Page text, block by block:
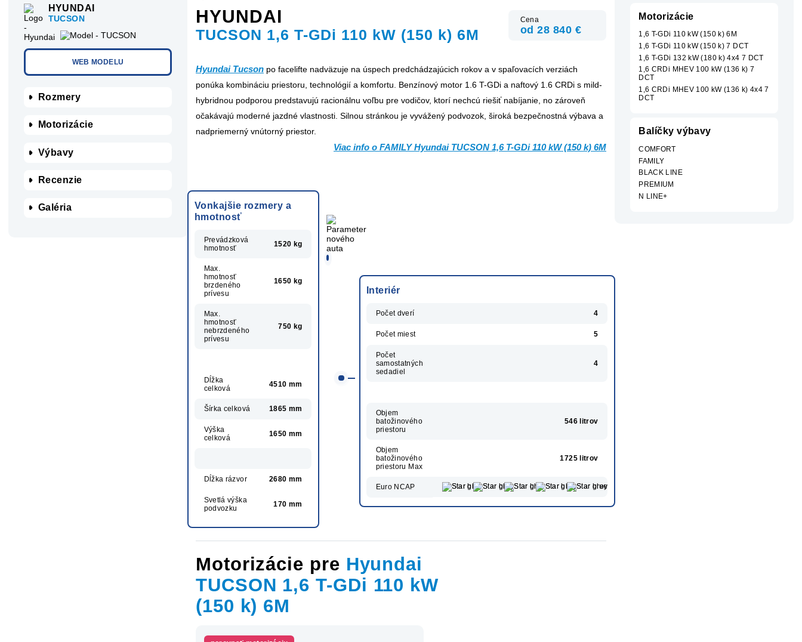
HYUNDAI
TUCSON
WEB MODELU
Rozmery
Motorizácie
Výbavy
Recenzie
Galéria
HYUNDAI
TUCSON 1,6 T-GDi 110 kW (150 k) 6M
Cena
od 28 840 €
Hyundai Tucson po facelifte nadväzuje na úspech predchádzajúcich rokov a v spaľovacích verziách
ponúka kombináciu priestoru, technológií a komfortu. Benzínový motor 1.6 T-GDi a naftový 1.6 CRDi s mild-
hybridnou podporou predstavujú racionálnu voľbu pre vodičov, ktorí nechcú riešiť nabíjanie, no zároveň
očakávajú moderné jazdné vlastnosti. Silnou stránkou je vyvážený podvozok, široká bezpečnostná výbava a
nadpriemerný vnútorný priestor.
Viac info o FAMILY Hyundai TUCSON 1,6 T-GDi 110 kW (150 k) 6M
Vonkajšie rozmery a
hmotnosť
Prevádzková
hmotnosť
1520 kg
Max.
hmotnosť
brzdeného
prívesu
1650 kg
Max.
hmotnosť
nebrzdeného
prívesu
750 kg
Dĺžka
celková
4510 mm
Šírka celková 1865 mm
Výška
celková
1650 mm
Dĺžka rázvor 2680 mm
Svetlá výška
podvozku
170 mm
Interiér
Počet dverí 4
Počet miest 5
Počet
samostatných
sedadiel
4
Objem
batožinového
priestoru
546 litrov
Objem
batožinového
priestoru Max
1725 litrov
Euro NCAP
Motorizácie pre Hyundai
TUCSON 1,6 T-GDi 110 kW
(150 k) 6M
Motorizácie
1,6 T-GDi 110 kW (150 k) 6M
1,6 T-GDi 110 kW (150 k) 7 DCT
1,6 T-GDi 132 kW (180 k) 4x4 7 DCT
1,6 CRDi MHEV 100 kW (136 k) 7
DCT
1,6 CRDi MHEV 100 kW (136 k) 4x4 7
DCT
Balíčky výbavy
COMFORT
FAMILY
BLACK LINE
PREMIUM
N LINE+